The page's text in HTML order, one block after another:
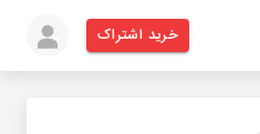
خرید اشتراک